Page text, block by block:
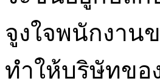
จูงใจพนักงาน
ทำให้บริษัทขอ